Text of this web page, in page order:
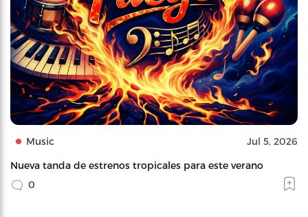
Music Jul 5, 2026
Nueva tanda de estrenos tropicales para este verano
0